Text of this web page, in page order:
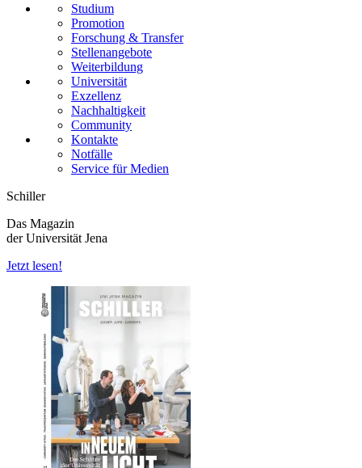
Studium
Promotion
Forschung & Transfer
Stellenangebote
Weiterbildung
Universität
Exzellenz
Nachhaltigkeit
Community
Kontakte
Notfälle
Service für Medien
Schiller
Das Magazin
der Universität Jena
Jetzt lesen!